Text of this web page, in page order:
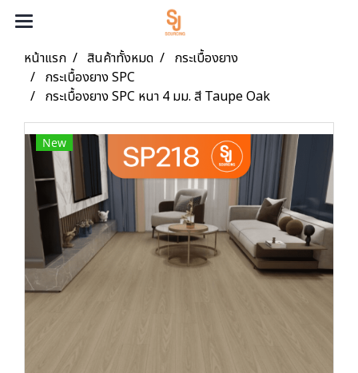
หน้าแรก สินค้าทั้งหมด
กระเบื้องยาง
กระเบื้องยาง SPC
กระเบื้องยาง SPC หนา 4 มม. สี Taupe Oak
New